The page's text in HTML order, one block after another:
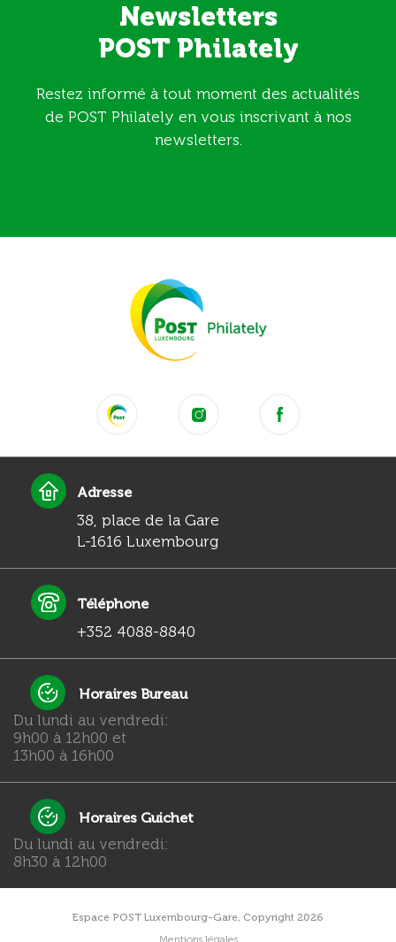
Newsletters
POST Philately
Restez informé à tout moment des actualités
de POST Philately en vous inscrivant à nos
newsletters.
Adresse
38, place de la Gare
L-1616 Luxembourg
Téléphone
+352 4088-8840
Horaires Bureau
Du lundi au vendredi:
9h00 à 12h00 et
13h00 à 16h00
Horaires Guichet
Du lundi au vendredi:
8h30 à 12h00